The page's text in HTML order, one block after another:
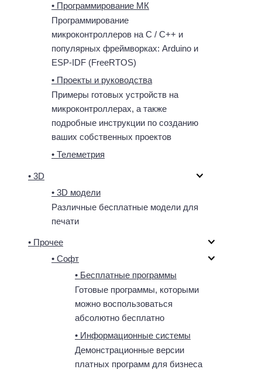
• Программирование МК
Программирование
микроконтроллеров на C / C++ и
популярных фреймворках: Arduino и
ESP-IDF (FreeRTOS)
• Проекты и руководства
Примеры готовых устройств на
микроконтроллерах, а также
подробные инструкции по созданию
ваших собственных проектов
• Телеметрия
• 3D
• 3D модели
Различные бесплатные модели для
печати
• Прочее
• Софт
• Бесплатные программы
Готовые программы, которыми
можно воспользоваться
абсолютно бесплатно
• Информационные системы
Демонстрационные версии
платных программ для бизнеса